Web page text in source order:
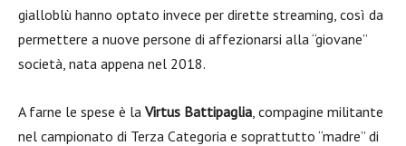
gialloblù hanno optato invece per dirette streaming, così da
permettere a nuove persone di affezionarsi alla “giovane”
società, nata appena nel 2018.
A farne le spese è la Virtus Battipaglia, compagine militante
nel campionato di Terza Categoria e soprattutto “madre” di